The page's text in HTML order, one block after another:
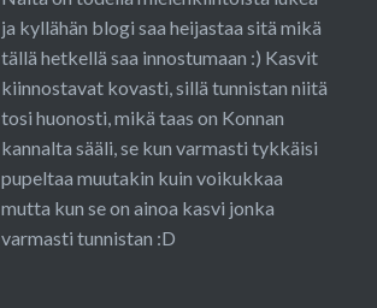
ja kyllähän blogi saa heijastaa sitä mikä
tällä hetkellä saa innostumaan :) Kasvit
kiinnostavat kovasti, sillä tunnistan niitä
tosi huonosti, mikä taas on Konnan
kannalta sääli, se kun varmasti tykkäisi
pupeltaa muutakin kuin voikukkaa
mutta kun se on ainoa kasvi jonka
varmasti tunnistan :D